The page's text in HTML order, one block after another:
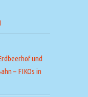
und
– FIKOs in